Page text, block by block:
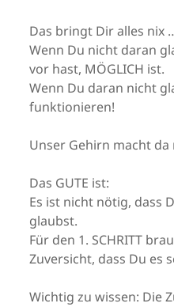
Das bringt Dir alles nix
Wenn Du nicht daran
vor hast, MÖGLICH ist.
Wenn Du daran nicht
funktionieren!
Unser Gehirn macht
Das GUTE ist:
Es ist nicht nötig, dass
glaubst.
Für den 1. SCHRITT
Zuversicht, dass Du es
Wichtig zu wissen: Die